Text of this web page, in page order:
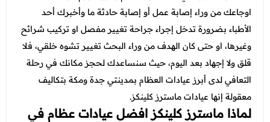
عروض العناية بالشعر
عروض الرجال
عروض جراحات التجميل
عروض قسم الطوارئ
عروض المختبر
عروض الاشعة
عروض الباطنة
اوجاعك من وراء إصابة عمل أو إصابة حادثة ما وأخبرك أحد
الأطباء بضرورة تدخل إجراء جراحة تغيير مفصل او تركيب شرائح
وغيرها، او حتى كان الهدف من وراء البحث تغيير تشوه خلقي، فلا
قلق ولا إجهاد بعد اليوم، حيث سنساعدك لحجز مكانك في رحلة
التعافي لدى أبرز عيادات العظام بمدينتي جدة ومكة بتكاليف
معقولة إنها عيادات ماسترز كلينكز.
لماذا ماسترز كلينكز افضل عيادات عظام في